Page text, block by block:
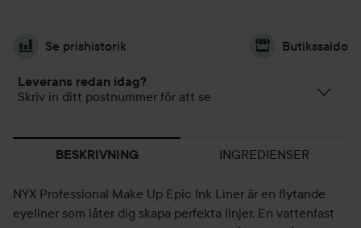
Se prishistorik Butikssaldo
Leverans redan idag?
Skriv in ditt postnummer för att se
BESKRIVNING INGREDIENSER
NYX Professional Make Up Epic Ink Liner är en flytande
eyeliner som låter dig skapa perfekta linjer. En vattenfast